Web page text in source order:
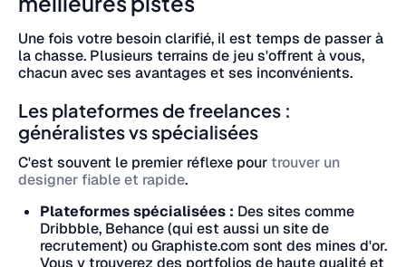
Une fois votre besoin clarifié, il est temps de passer à
la chasse. Plusieurs terrains de jeu s'offrent à vous,
chacun avec ses avantages et ses inconvénients.
Les plateformes de freelances :
généralistes vs spécialisées
C'est souvent le premier réflexe pourtrouver un
designer fiable et rapide.
Plateformes spécialisées : Des sites comme
Dribbble, Behance (qui est aussi un site de
recrutement) ou Graphiste.com sont des mines d'or.